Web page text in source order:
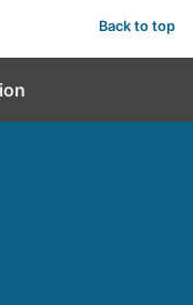
Back to top